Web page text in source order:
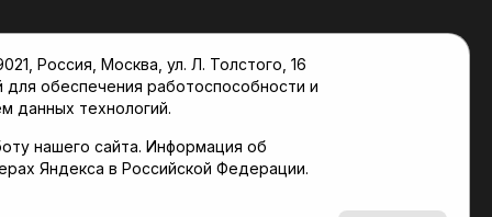
Россия, Москва, ул. Л. Толстого, 16
обеспечения работоспособности и
данных технологий.
нашего сайта. Информация об
Яндекса в Российской Федерации.